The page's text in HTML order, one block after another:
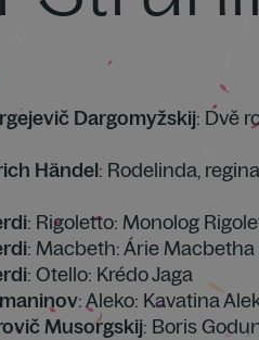
Dargomyžskij: Dvě
Händel: Rodelinda,
: Rigoletto: Monolog
: Macbeth: Árie Macbetha
: Otello: Krédo Jaga
: Aleko: Kavatina
Musorgskij: Boris